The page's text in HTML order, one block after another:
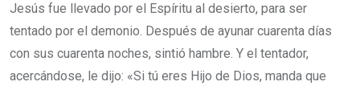
Jesús fue llevado por el Espíritu al desierto, para ser
tentado por el demonio. Después de ayunar cuarenta días
con sus cuarenta noches, sintió hambre. Y el tentador,
acercándose, le dijo: «Si tú eres Hijo de Dios, manda que